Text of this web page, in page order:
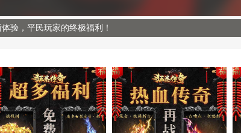
验，平民玩家的终极福利！